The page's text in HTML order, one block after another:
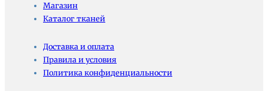
Магазин
Каталог тканей
Доставка и оплата
Правила и условия
Политика конфиденциальности